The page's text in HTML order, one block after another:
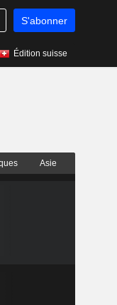
S'abonner
Édition suisse
Asie